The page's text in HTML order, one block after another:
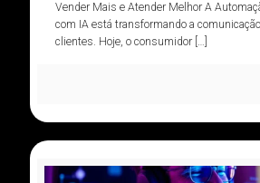
Vender Mais e Atender Melhor A
com IA está transformando a
clientes. Hoje, o consumidor[…]